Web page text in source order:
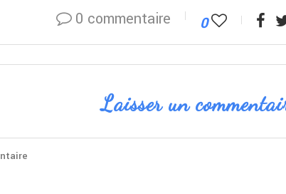
0 commentaire 0
Laisser un